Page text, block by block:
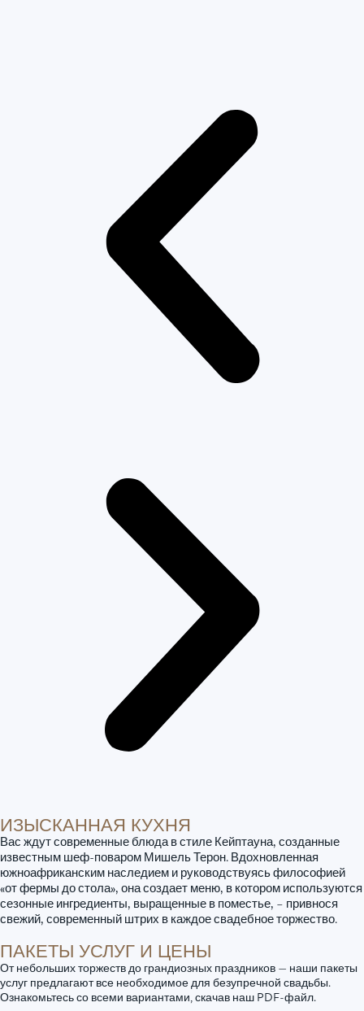
ИЗЫСКАННАЯ КУХНЯ
Вас ждут современные блюда в стиле Кейптауна, созданные
известным шеф-поваром Мишель Терон. Вдохновленная
южноафриканским наследием и руководствуясь философией
«от фермы до стола», она создает меню, в котором используются
сезонные ингредиенты, выращенные в поместье, – привнося
свежий, современный штрих в каждое свадебное торжество.
ПАКЕТЫ УСЛУГ И ЦЕНЫ
От небольших торжеств до грандиозных праздников — наши пакеты
услуг предлагают все необходимое для безупречной свадьбы.
Ознакомьтесь со всеми вариантами, скачав наш PDF-файл.